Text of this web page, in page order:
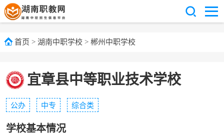
首页 > 湖南中职学校 > 郴州中职学校
宜章县中等职业技术学校
公办 中专 综合类
学校基本情况